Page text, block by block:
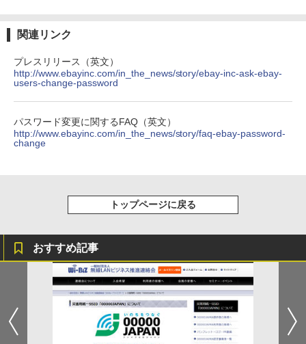
関連リンク
プレスリリース（英文）
http://www.ebayinc.com/in_the_news/story/ebay-inc-ask-ebay-
users-change-password
パスワード変更に関するFAQ（英文）
http://www.ebayinc.com/in_the_news/story/faq-ebay-password-
change
トップページに戻る
おすすめ記事